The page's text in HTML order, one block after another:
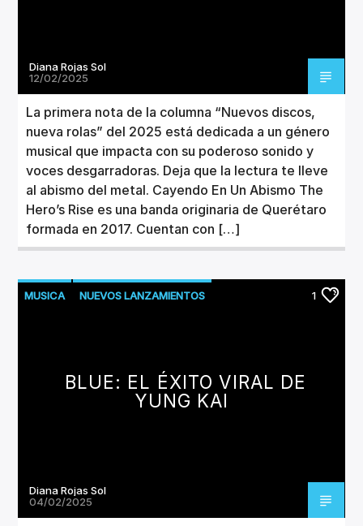
Diana Rojas Sol
12/02/2025
La primera nota de la columna “Nuevos discos,
nueva rolas” del 2025 está dedicada a un género
musical que impacta con su poderoso sonido y
voces desgarradoras. Deja que la lectura te lleve
al abismo del metal. Cayendo En Un Abismo The
Hero’s Rise es una banda originaria de Querétaro
formada en 2017. Cuentan con […]
MUSICA NUEVOS LANZAMIENTOS 1
BLUE: EL ÉXITO VIRAL DE
YUNG KAI
Diana Rojas Sol
04/02/2025